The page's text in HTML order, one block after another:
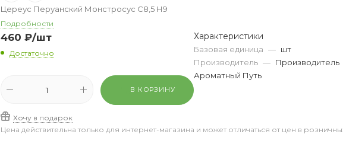
Цереус Перуанский Монстросус С8,5 Н9
Подробности
460 ₽/шт
Достаточно
В КОРЗИНУ
Хочу в подарок
Характеристики
Базовая единица — шт
Производитель — Производитель
Ароматный Путь
Цена действительна только для интернет-магазина и может отличаться от цен в